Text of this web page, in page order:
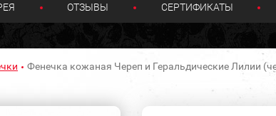
ОТЗЫВЫ СЕРТИФИКАТЫ
Фенечка кожаная Череп и Геральдические Лилии